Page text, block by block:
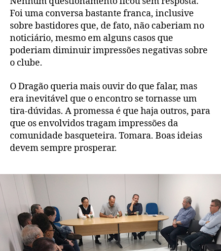
Foi uma conversa bastante franca, inclusive
sobre bastidores que, de fato, não caberiam no
noticiário, mesmo em alguns casos que
poderiam diminuir impressões negativas sobre
o clube.
O Dragão queria mais ouvir do que falar, mas
era inevitável que o encontro se tornasse um
tira-dúvidas. A promessa é que haja outros, para
que os envolvidos tragam impressões da
comunidade basqueteira. Tomara. Boas ideias
devem sempre prosperar.